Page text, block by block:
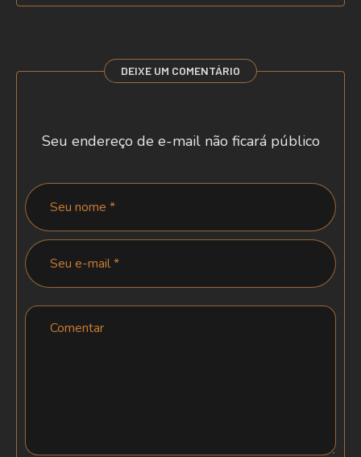
DEIXE UM COMENTÁRIO
Seu endereço de e-mail não ficará público